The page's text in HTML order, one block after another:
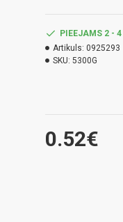
0.52€
PIEEJAMS 2 -
Artikuls: 0925293
SKU: 5300G